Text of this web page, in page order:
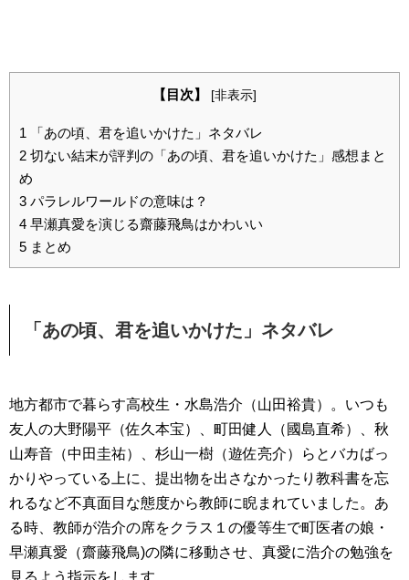
【目次】 [非表示]
1 「あの頃、君を追いかけた」ネタバレ
2 切ない結末が評判の「あの頃、君を追いかけた」感想まと
め
3 パラレルワールドの意味は？
4 早瀬真愛を演じる齋藤飛鳥はかわいい
5 まとめ
「あの頃、君を追いかけた」ネタバレ
地方都市で暮らす高校生・水島浩介（山田裕貴）。いつも
友人の大野陽平（佐久本宝）、町田健人（國島直希）、秋
山寿音（中田圭祐）、杉山一樹（遊佐亮介）らとバカばっ
かりやっている上に、提出物を出さなかったり教科書を忘
れるなど不真面目な態度から教師に睨まれていました。あ
る時、教師が浩介の席をクラス１の優等生で町医者の娘・
早瀬真愛（齋藤飛鳥)の隣に移動させ、真愛に浩介の勉強を